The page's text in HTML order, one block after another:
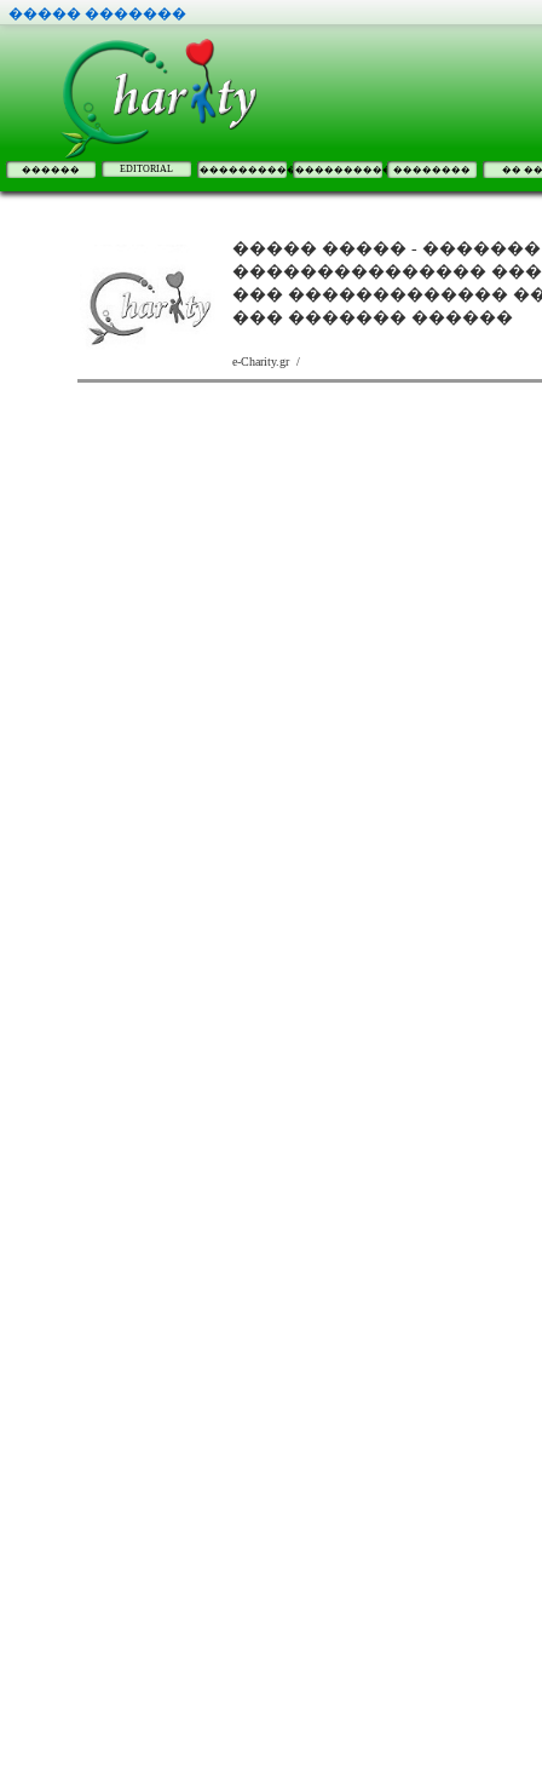
����� �������
������ EDITORIAL �������������������� �������� ��
����� - ������� ��޻ - �����, ��������� ���
���������������
��� �������������
��� ������� ������
e-Charity.gr /